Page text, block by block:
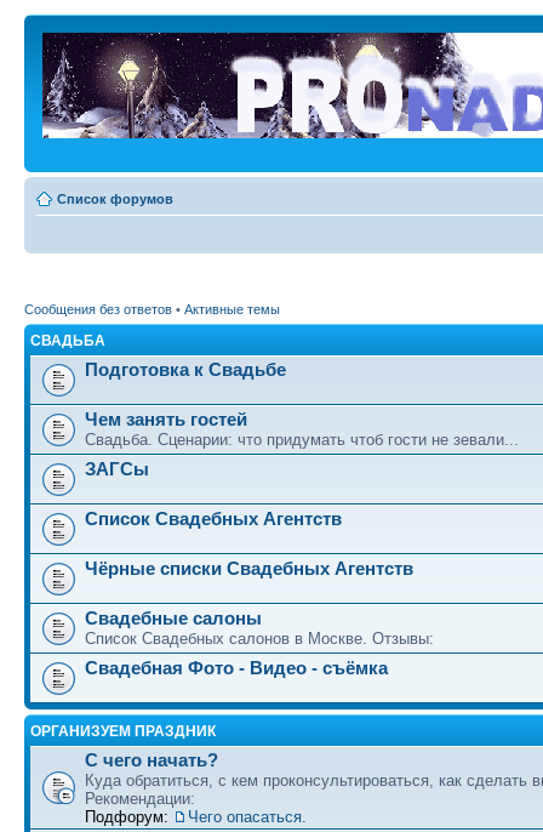
Список форумов
Сообщения без ответов • Активные темы
СВАДЬБА
Подготовка к Свадьбе
Чем занять гостей
Свадьба. Сценарии: что придумать чтоб гости не зевали...
ЗАГСы
Список Свадебных Агентств
Чёрные списки Свадебных Агентств
Свадебные салоны
Список Свадебных салонов в Москве. Отзывы:
Свадебная Фото - Видео - съёмка
ОРГАНИЗУЕМ ПРАЗДНИК
С чего начать?
Куда обратиться, с кем проконсультироваться, как сделать
Рекомендации:
Подфорум:
Чего опасаться.